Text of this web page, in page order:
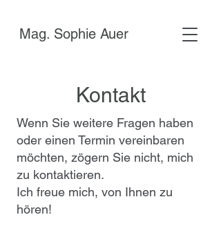
Mag. Sophie Auer
Kontakt
Wenn Sie weitere Fragen haben
oder einen Termin vereinbaren
möchten, zögern Sie nicht, mich
zu kontaktieren.
Ich freue mich, von Ihnen zu
hören!